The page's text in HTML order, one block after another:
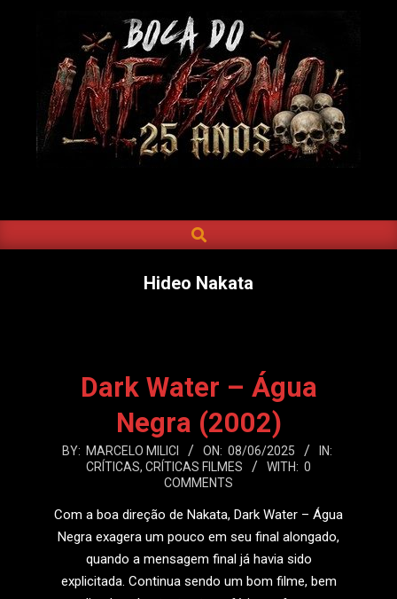
DO
INFERNO
Navigation
SEARCH
Hideo Nakata
Dark Water – Água
Negra (2002)
2025-
BY: MARCELO MILICI ON: 08/06/2025
IN:
CRÍTICAS, CRÍTICAS FILMES WITH: 0
COMMENTS
Com a boa direção de Nakata, Dark Water – Água
Negra exagera um pouco em seu final alongado,
quando a mensagem final já havia sido
explicitada. Continua sendo um bom filme, bem